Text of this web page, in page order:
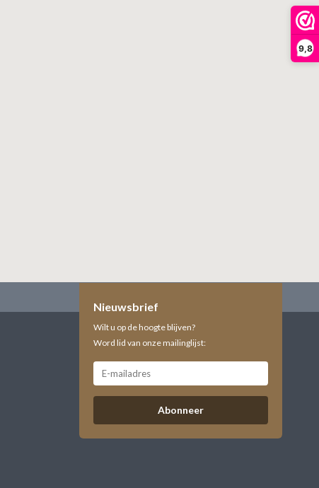
9,8
Nieuwsbrief
Wilt u op de hoogte blijven?
Word lid van onze mailinglijst:
Abonneer